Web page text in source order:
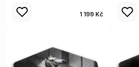
1 199 Kč